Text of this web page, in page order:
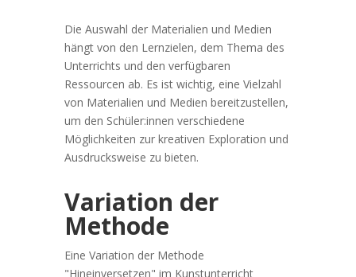
Die Auswahl der Materialien und Medien
hängt von den Lernzielen, dem Thema des
Unterrichts und den verfügbaren
Ressourcen ab. Es ist wichtig, eine Vielzahl
von Materialien und Medien bereitzustellen,
um den Schüler:innen verschiedene
Möglichkeiten zur kreativen Exploration und
Ausdrucksweise zu bieten.
Variation der
Methode
Eine Variation der Methode
"Hineinversetzen" im Kunstunterricht